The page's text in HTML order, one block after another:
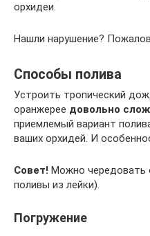
орхидеи.
Нашли нарушение?
Способы полива
Устроить тропический
оранжерее довольно
приемлемый вариант
ваших орхидей. И
Совет! Можно чередовать
поливы из лейки).
Погружение